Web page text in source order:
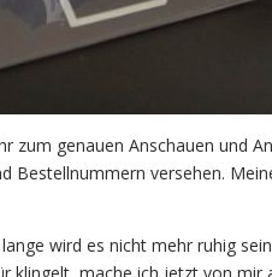
zum genauen Anschauen und
Bestellnummern versehen.
wird es nicht mehr ruhig
klingelt, mache ich jetzt von mir